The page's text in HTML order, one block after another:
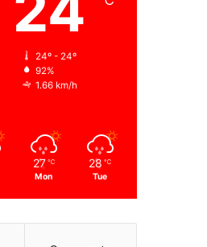
24º - 24º
92%
1.66 km/h
27 ℃
Mon
28 ℃
Tue